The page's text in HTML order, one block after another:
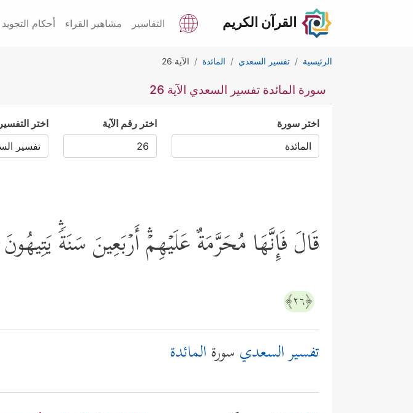
القرآن الكريم التفاسير مشاهير القراء أحكام التجويد
الرئيسية تفسير السعدي المائدة الآية 26
سورة المائدة تفسير السعدي الآية 26
اختر سورة اختر رقم الآية اختر التفسير
قَالَ فَإِنَّهَا مُحَرَّمَةٌ عَلَیۡهِمۡۛ أَرۡبَعِینَ سَنَةࣰۛ
﴿٢٦﴾
تفسير السعدي سورةالمائدة